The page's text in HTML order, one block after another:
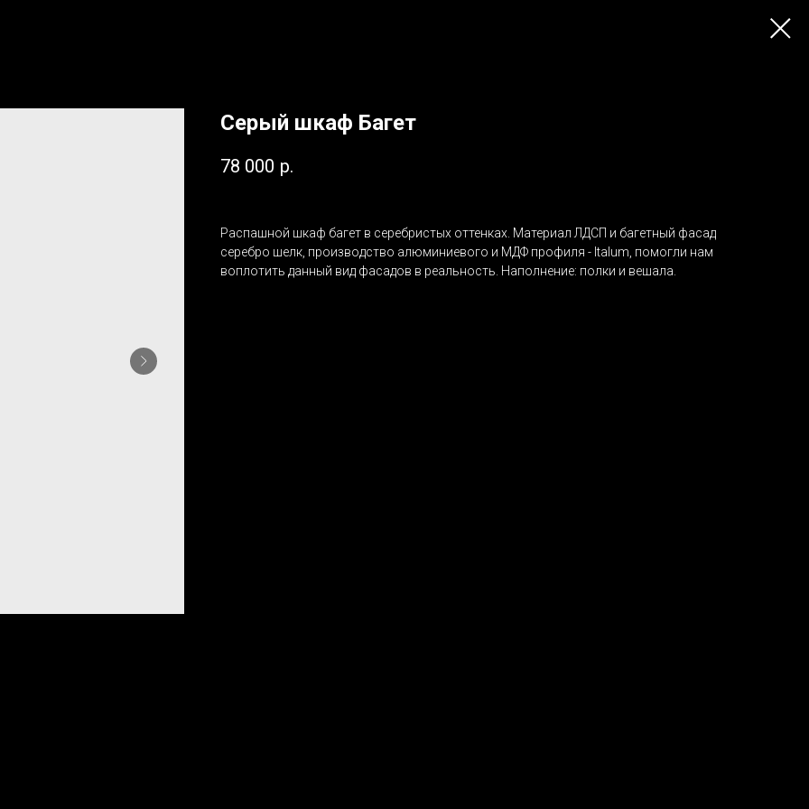
Серый шкаф Багет
78 000 р.
Распашной шкаф багет в серебристых оттенках. Материал ЛДСП и багетный фасад
серебро шелк, производство алюминиевого и МДФ профиля - Italum, помогли нам
воплотить данный вид фасадов в реальность. Наполнение: полки и вешала.